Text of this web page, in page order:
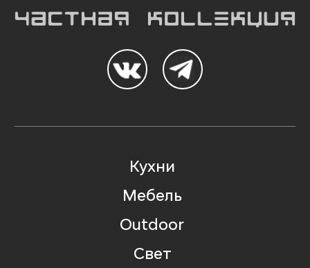
Кухни
Мебель
Outdoor
Свет